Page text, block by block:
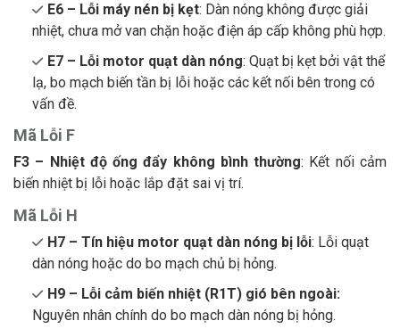
E6 – Lỗi máy nén bị kẹt: Dàn nóng không được giải
nhiệt, chưa mở van chặn hoặc điện áp cấp không phù hợp.
E7 – Lỗi motor quạt dàn nóng: Quạt bị kẹt bởi vật thể
lạ, bo mạch biến tần bị lỗi hoặc các kết nối bên trong có
vấn đề.
Mã Lỗi F
F3 – Nhiệt độ ống đẩy không bình thường: Kết nối cảm
biến nhiệt bị lỗi hoặc lắp đặt sai vị trí.
Mã Lỗi H
H7 – Tín hiệu motor quạt dàn nóng bị lỗi: Lỗi quạt
dàn nóng hoặc do bo mạch chủ bị hỏng.
H9 – Lỗi cảm biến nhiệt (R1T) gió bên ngoài:
Nguyên nhân chính do bo mạch dàn nóng bị hỏng.